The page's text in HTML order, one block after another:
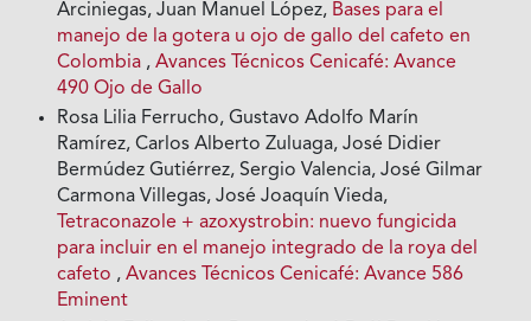
Arciniegas, Juan Manuel López, Bases para el
manejo de la gotera u ojo de gallo del cafeto en
Colombia ,Avances Técnicos Cenicafé: Avance
490 Ojo de Gallo
Rosa Lilia Ferrucho, Gustavo Adolfo Marín
Ramírez, Carlos Alberto Zuluaga, José Didier
Bermúdez Gutiérrez, Sergio Valencia, José Gilmar
Carmona Villegas, José Joaquín Vieda,
Tetraconazole + azoxystrobin: nuevo fungicida
para incluir en el manejo integrado de la roya del
cafeto ,Avances Técnicos Cenicafé: Avance 586
Eminent